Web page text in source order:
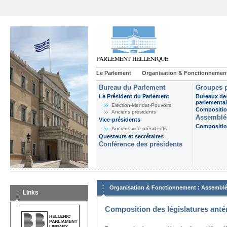
Le Parlement Organisation &
Bureau du Parlement
Le Président du Parlement
Election-Mandat-Pouvoirs
Anciens présidents
Vice-présidents
Anciens vice-présidents
Questeurs et secrétaires
Conférence des présidents
Groupes
Bureaux
Links
Organisation & Fonctionnement :
Composition des législatures